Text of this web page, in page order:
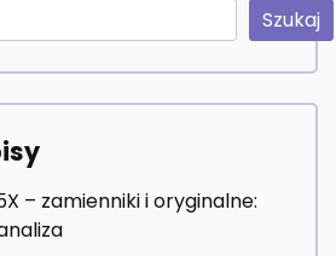
Szukaj
– zamienniki i oryginalne: